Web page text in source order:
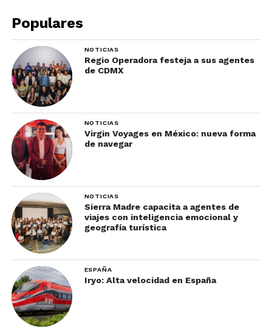
Populares
NOTICIAS
Regio Operadora festeja a sus agentes
de CDMX
NOTICIAS
Virgin Voyages en México: nueva forma
de navegar
NOTICIAS
Sierra Madre capacita a agentes de
viajes con inteligencia emocional y
geografía turística
ESPAÑA
Iryo: Alta velocidad en España